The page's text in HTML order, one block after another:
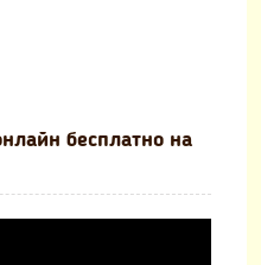
бесплатно на